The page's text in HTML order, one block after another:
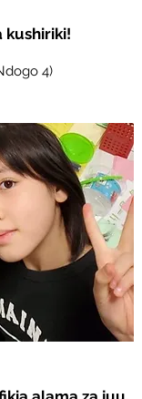
kushiriki!
4)